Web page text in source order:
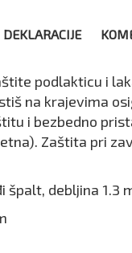
DEKLARACIJE
podlakticu i
na krajevima
i bezbedno
Zaštita pri
špalt, debljina 1.3